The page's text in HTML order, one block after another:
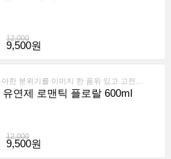
12,000
9,500원
란도린 유연제 로맨틱 플로랄 600ml
12,000
9,500원